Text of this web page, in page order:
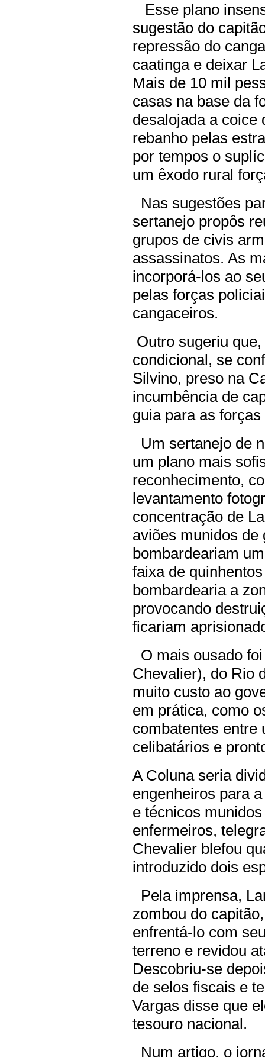
Esse plano
sugestão do
repressão do
caatinga e deixar
Mais de 10 mil
casas na base da
desalojada a coice
rebanho pelas
por tempos o
um êxodo rural
Nas sugestões
sertanejo propôs
grupos de civis
assassinatos. As
incorporá-los ao
pelas forças
cangaceiros.
Outro sugeriu
condicional, se
Silvino, preso na
incumbência de
guia para as
Um sertanejo de
um plano mais
reconhecimento,
levantamento
concentração de
aviões munidos de
bombardeariam
faixa de
bombardearia a
provocando
ficariam
O mais ousado
Chevalier), do Rio
muito custo ao
em prática, como
combatentes entre
celibatários e
A Coluna seria
engenheiros para
e técnicos
enfermeiros,
Chevalier blefou
introduzido dois
Pela imprensa,
zombou do
enfrentá-lo com
terreno e revidou
Descobriu-se
de selos fiscais e
Vargas disse que
tesouro nacional.
Num artigo, o